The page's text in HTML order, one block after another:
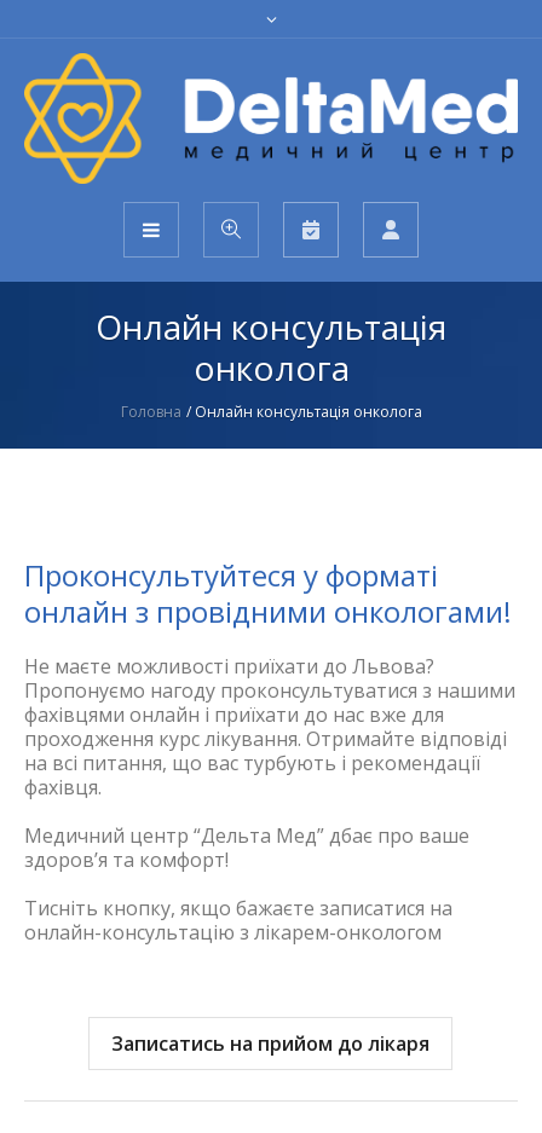
Онлайн консультація
онколога
Головна / Онлайн консультація онколога
Проконсультуйтеся у форматі
онлайн з провідними онкологами!
Не маєте можливості приїхати до Львова?
Пропонуємо нагоду проконсультуватися з нашими
фахівцями онлайн і приїхати до нас вже для
проходження курс лікування. Отримайте відповіді
на всі питання, що вас турбують і рекомендації
фахівця.
Медичний центр “Дельта Мед” дбає про ваше
здоров’я та комфорт!
Тисніть кнопку, якщо бажаєте записатися на
онлайн-консультацію з лікарем-онкологом
Записатись на прийом до лікаря